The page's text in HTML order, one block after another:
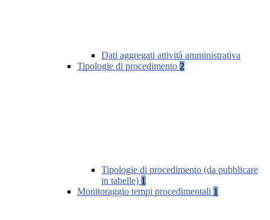
Dati aggregati attività amministrativa
Tipologie di procedimento 2
Tipologie di procedimento (da pubblicare
in tabelle) 1
Monitoraggio tempi procedimentali 1